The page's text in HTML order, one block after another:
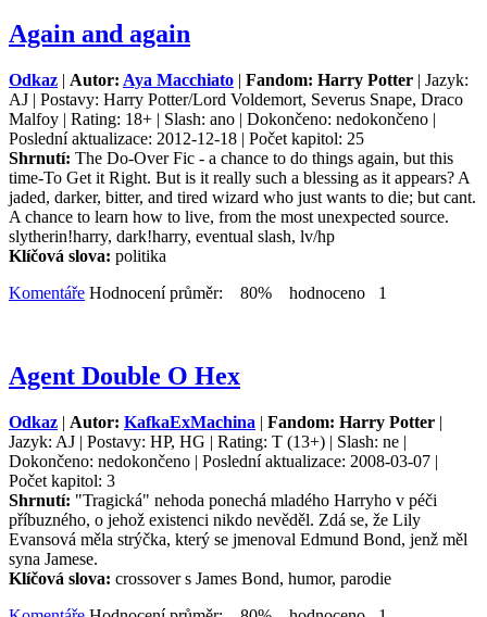
Again and again
Odkaz | Autor: Aya Macchiato | Fandom: Harry Potter | Jazyk:
AJ | Postavy: Harry Potter/Lord Voldemort, Severus Snape, Draco
Malfoy | Rating: 18+ | Slash: ano | Dokončeno: nedokončeno |
Poslední aktualizace: 2012-12-18 | Počet kapitol: 25
Shrnutí: The Do-Over Fic - a chance to do things again, but this
time-To Get it Right. But is it really such a blessing as it appears? A
jaded, darker, bitter, and tired wizard who just wants to die; but cant.
A chance to learn how to live, from the most unexpected source.
slytherin!harry, dark!harry, eventual slash, lv/hp
Klíčová slova: politika
Komentáře Hodnocení průměr: 80% hodnoceno 1
Agent Double O Hex
Odkaz | Autor: KafkaExMachina | Fandom: Harry Potter |
Jazyk: AJ | Postavy: HP, HG | Rating: T (13+) | Slash: ne |
Dokončeno: nedokončeno | Poslední aktualizace: 2008-03-07 |
Počet kapitol: 3
Shrnutí: "Tragická" nehoda ponechá mladého Harryho v péči
příbuzného, o jehož existenci nikdo nevěděl. Zdá se, že Lily
Evansová měla strýčka, který se jmenoval Edmund Bond, jenž měl
syna Jamese.
Klíčová slova: crossover s James Bond, humor, parodie